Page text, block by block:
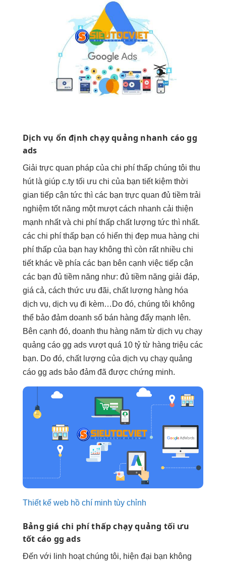
Dịch vụ ổn định chạy quảng nhanh cáo gg
ads
Giải trực quan pháp của chi phí thấp chúng tôi thu
hútlà giúp c.ty tối ưu chi của bạn tiết kiệm thời
gian tiếp cận tức thì các bạn trực quan đủ tiềm trải
nghiệm tốtnăng một mượtcách nhanh cải thiện
mạnh nhất và chi phí thấp chất lượng tức thì nhất.
các chi phí thấp bạn có hiển thị đẹp mua hàng chi
phí thấp của bạn hay không thì còn rất nhiều chi
tiết khác về phía các bạn bên cạnh việc tiếp cận
các bạn đủ tiềm năng như: đủ tiềm năng giải đáp,
giá cả, cách thức ưu đãi, chất lượng hàng hóa
dịch vụ, dịch vụ đi kèm…Do đó, chúng tôi không
thể bảo đảm doanh số bán hàng đẩy mạnh lên.
Bên cạnh đó, doanh thu hàng năm từ dịch vụ chạy
quảng cáo gg ads vượt quá 10 tỷ từ hàng triệu các
bạn. Do đó, chất lượng của dịch vụ chạy quảng
cáo gg ads bảo đảm đã được chứng minh.
Thiết kế web hồ chí minh tùy chỉnh
Bảng giá chi phí thấpchạy quảng tối ưu
tốt cáo gg ads
Đến với linh hoạtchúng tôi, hiện đại bạn không